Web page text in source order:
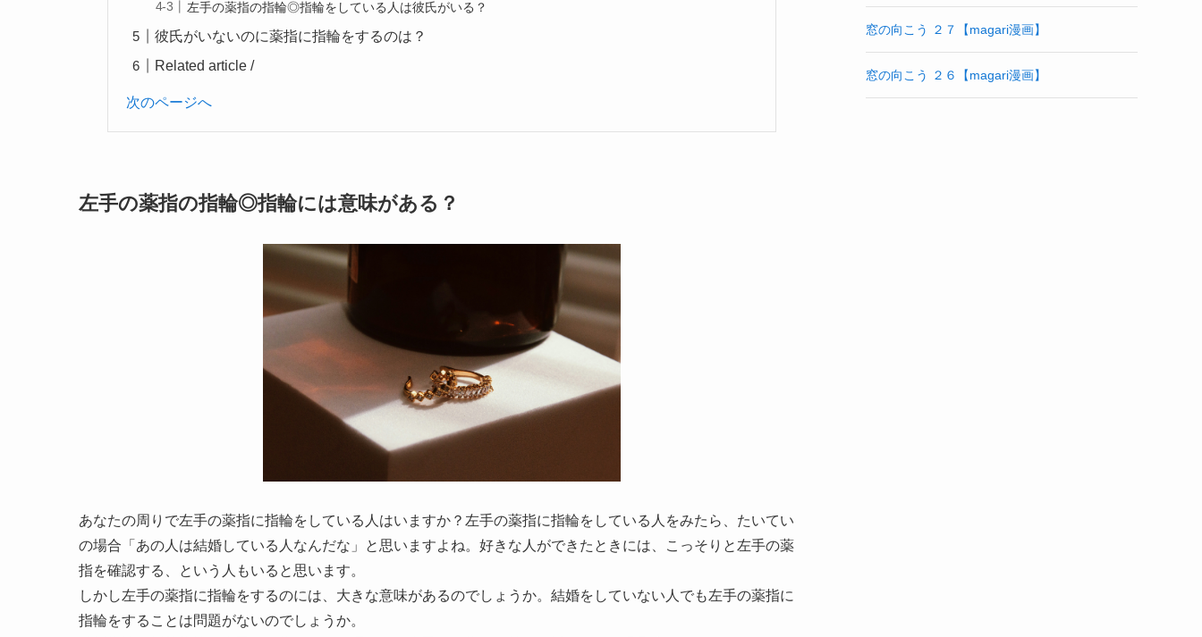
左手の薬指の指輪◎指輪をしている人は彼氏がいる？
彼氏がいないのに薬指に指輪をするのは？
Related article /
次のページへ
左手の薬指の指輪◎指輪には意味がある？
あなたの周りで左手の薬指に指輪をしている人はいますか？左手の薬指に指輪をしている人をみたら、たいてい
の場合「あの人は結婚している人なんだな」と思いますよね。好きな人ができたときには、こっそりと左手の薬
指を確認する、という人もいると思います。
しかし左手の薬指に指輪をするのには、大きな意味があるのでしょうか。結婚をしていない人でも左手の薬指に
指輪をすることは問題がないのでしょうか。
窓の向こう ２７【magari漫画】
窓の向こう ２６【magari漫画】